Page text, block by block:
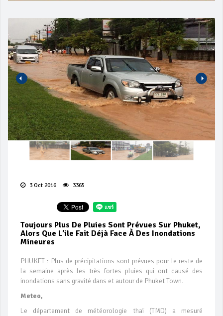
Campagne de sécurité routière ‘Seven Days of Danger’ de
3 Oct 2016 3365
Toujours Plus De Pluies Sont Prévues Sur Phuket,
Alors Que L’ile Fait Déjà Face À Des Inondations
Mineures
PHUKET : Plus de précipitations sont prévues pour le reste de
la semaine après les très fortes pluies qui ont causé des
inondations sans gravité dans et autour de Phuket Town.
Meteo,
Le département de météorologie thaï (TMD) a mesuré